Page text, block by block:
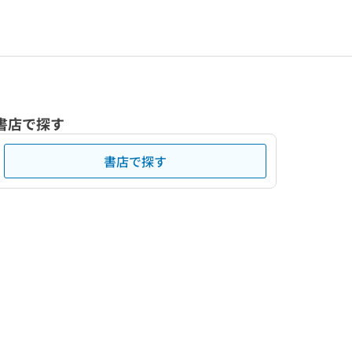
店で探す
書店で探す